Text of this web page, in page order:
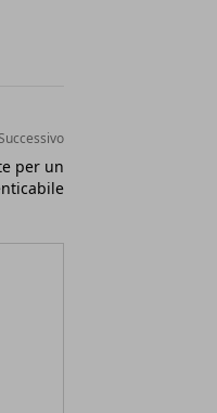
per un